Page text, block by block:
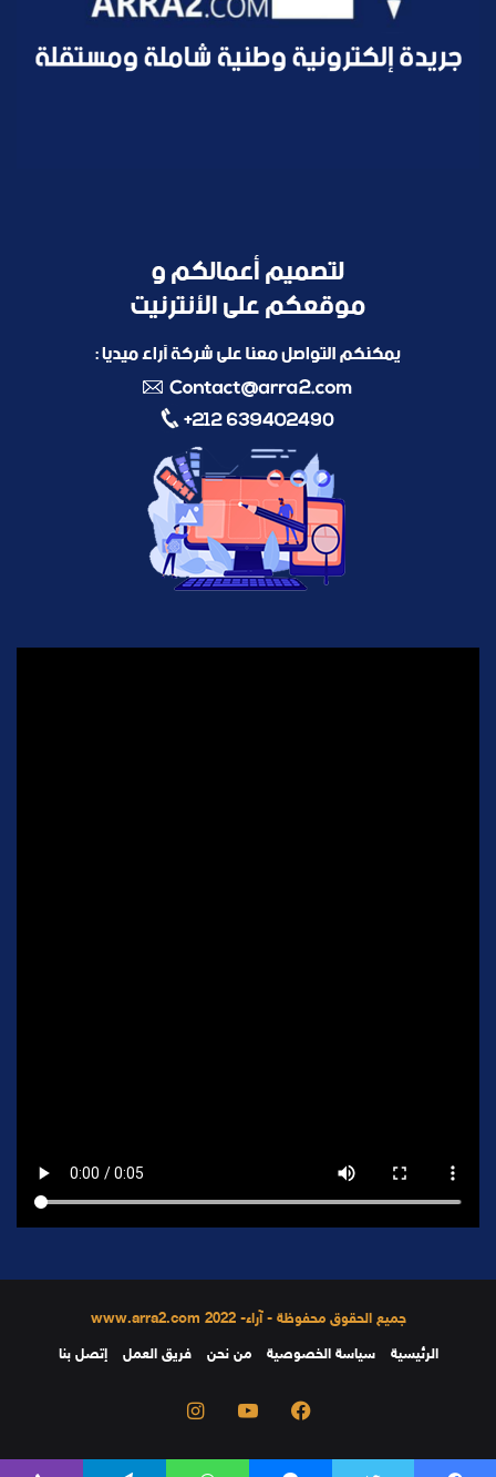
جميع الحقوق محفوظة - آراء- 2022 www.arra2.com
الرئيسية
سياسة الخصوصية من نحن فريق العمل إتصل بنا
فيسبوك يوتيوب